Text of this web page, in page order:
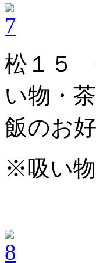
松１５
い物・
飯のお
※吸い